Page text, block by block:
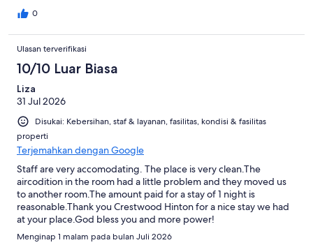
0
Ulasan terverifikasi
10/10 Luar Biasa
Liza
31 Jul 2026
Disukai: Kebersihan, staf & layanan, fasilitas, kondisi & fasilitas
properti
Terjemahkan dengan Google
Staff are very accomodating. The place is very clean.The
aircodition in the room had a little problem and they moved us
to another room.The amount paid for a stay of 1 night is
reasonable.Thank you Crestwood Hinton for a nice stay we had
at your place.God bless you and more power!
Menginap 1 malam pada bulan Juli 2026